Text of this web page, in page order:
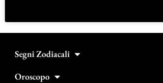
Segni Zodiacali
Oroscopo